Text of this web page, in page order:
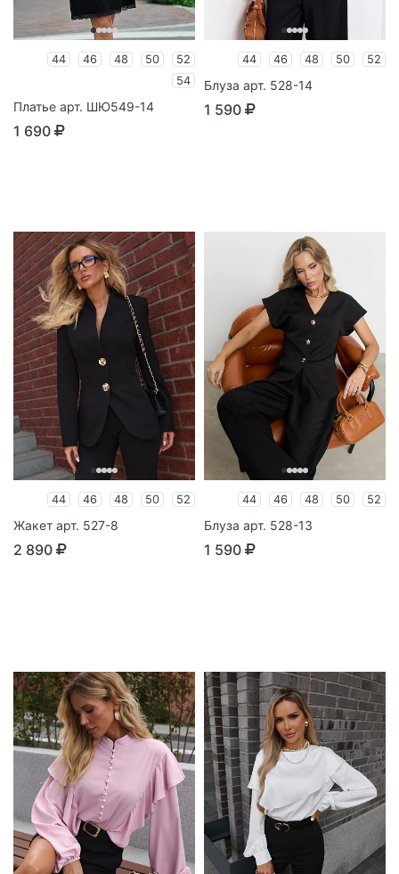
44 46 48 50
52
54
Платье арт. ШЮ549-14
1 690
44 46 48 50 52
Блуза арт. 528-14
1 590
44 46 48 50 52
Жакет арт. 527-8
2 890
44 46 48 50 52
Блуза арт. 528-13
1 590